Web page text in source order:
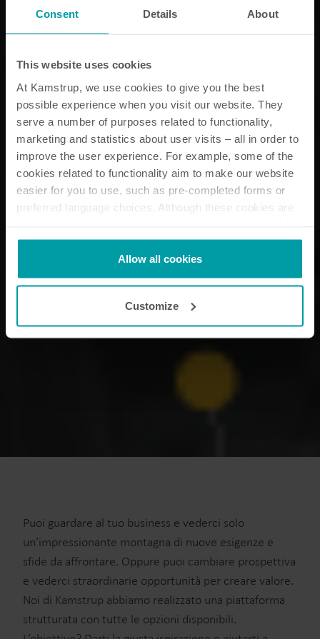
Consent Details About
This website uses cookies
At Kamstrup, we use cookies to give you the best
possible experience when you visit our website. They
serve a number of purposes related to functionality,
marketing and statistics about user visits – all in order to
improve the user experience. For example, some of the
cookies related to functionality aim to make our website
easier for you to use, such as pre-completed forms or
preferred language choices. Although these cookies are
not be available without them.
Kamstrup makes use of third-party cookies. A third-party
cookie is installed by someone other than us, such as
analysis programmes.
You can at any time change or withdraw your consent
Allow all cookies
Customize
Puoi guardare al tuo business e vederci solo
un’impressionante montagna di nuove esigenze e
sfide da affrontare. Oppure puoi cambiare prospettiva
e vederci straordinarie opportunità per creare valore.
Noi di Kamstrup abbiamo realizzato una piattaforma
strutturata con tutte le opzioni disponibili.